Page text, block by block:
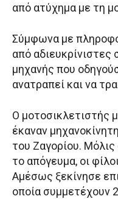
από ατύχημα με τη
Σύμφωνα με
από
μηχανής που
ανατραπεί και να
Ο μοτοσικλετιστής
έκαναν
του Ζαγορίου.
το απόγευμα, οι
Αμέσως ξεκίνησε
οποία συμμετέχουν